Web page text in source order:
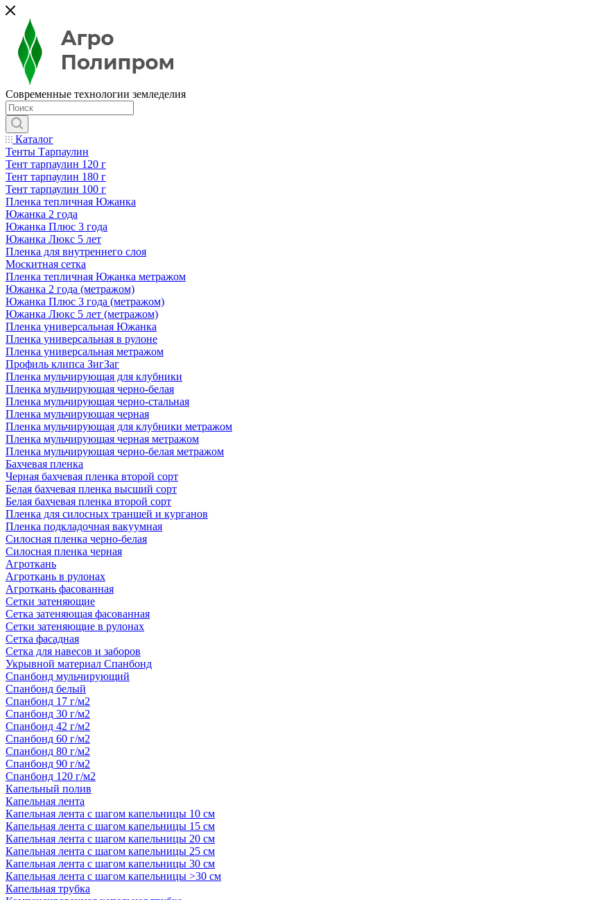
Современные технологии земледелия
Каталог
Тенты Тарпаулин
Тент тарпаулин 120 г
Тент тарпаулин 180 г
Тент тарпаулин 100 г
Пленка тепличная Южанка
Южанка 2 года
Южанка Плюс 3 года
Южанка Люкс 5 лет
Пленка для внутреннего слоя
Москитная сетка
Пленка тепличная Южанка метражом
Южанка 2 года (метражом)
Южанка Плюс 3 года (метражом)
Южанка Люкс 5 лет (метражом)
Пленка универсальная Южанка
Пленка универсальная в рулоне
Пленка универсальная метражом
Профиль клипса ЗигЗаг
Пленка мульчирующая для клубники
Пленка мульчирующая черно-белая
Пленка мульчирующая черно-стальная
Пленка мульчирующая черная
Пленка мульчирующая для клубники метражом
Пленка мульчирующая черная метражом
Пленка мульчирующая черно-белая метражом
Бахчевая пленка
Черная бахчевая пленка второй сорт
Белая бахчевая пленка высший сорт
Белая бахчевая пленка второй сорт
Пленка для силосных траншей и курганов
Пленка подкладочная вакуумная
Силосная пленка черно-белая
Силосная пленка черная
Агроткань
Агроткань в рулонах
Агроткань фасованная
Сетки затеняющие
Сетка затеняющая фасованная
Сетки затеняющие в рулонах
Сетка фасадная
Сетка для навесов и заборов
Укрывной материал Спанбонд
Спанбонд мульчирующий
Спанбонд белый
Спанбонд 17 г/м2
Спанбонд 30 г/м2
Спанбонд 42 г/м2
Спанбонд 60 г/м2
Спанбонд 80 г/м2
Спанбонд 90 г/м2
Спанбонд 120 г/м2
Капельный полив
Капельная лента
Капельная лента с шагом капельницы 10 см
Капельная лента с шагом капельницы 15 см
Капельная лента с шагом капельницы 20 см
Капельная лента с шагом капельницы 25 см
Капельная лента с шагом капельницы 30 см
Капельная лента с шагом капельницы >30 см
Капельная трубка